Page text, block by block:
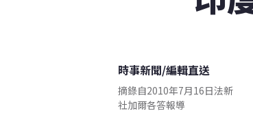
時事新聞/編輯直送
摘錄自2010年7月16日法新
社加爾各答報導